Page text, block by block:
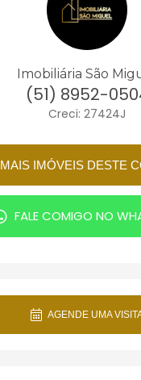
Imobiliária São
(51) 8952-
Creci: 27424J
MAIS IMÓVEIS DESTE
FALE COMIGO NO
AGENDE UMA